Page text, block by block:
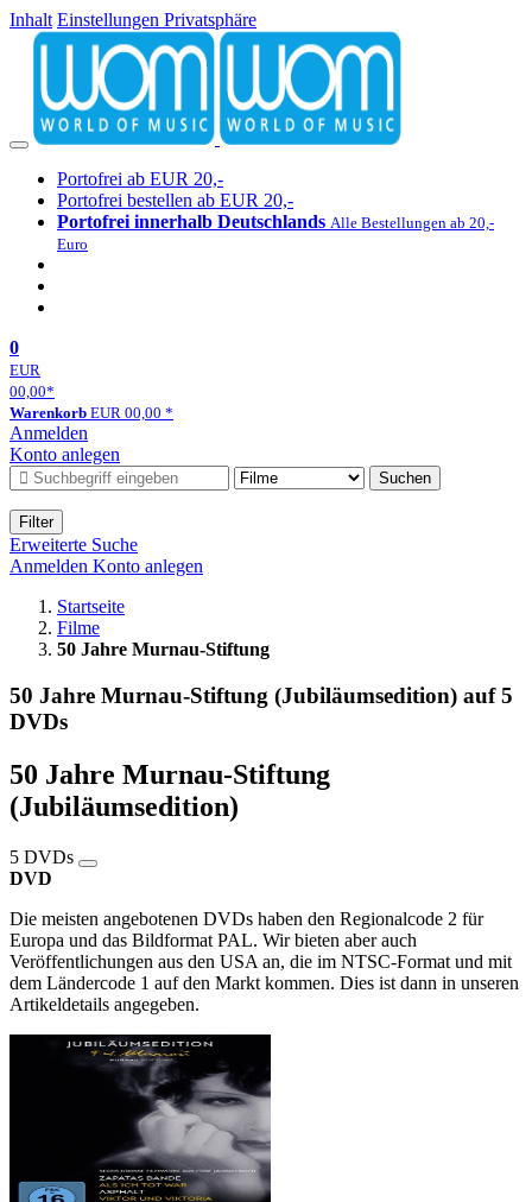
Inhalt Einstellungen Privatsphäre
Portofrei ab EUR 20,-
Portofrei bestellen ab EUR 20,-
Portofrei innerhalb Deutschlands Alle Bestellungen ab 20,-
Euro
0
EUR
00,00*
Warenkorb EUR 00,00 *
Anmelden
Konto anlegen
Suchen
Filter
Erweiterte Suche
Anmelden Konto anlegen
Startseite
Filme
50 Jahre Murnau-Stiftung
50 Jahre Murnau-Stiftung (Jubiläumsedition) auf 5
DVDs
50 Jahre Murnau-Stiftung
(Jubiläumsedition)
5 DVDs
DVD
Die meisten angebotenen DVDs haben den Regionalcode 2 für
Europa und das Bildformat PAL. Wir bieten aber auch
Veröffentlichungen aus den USA an, die im NTSC-Format und mit
dem Ländercode 1 auf den Markt kommen. Dies ist dann in unseren
Artikeldetails angegeben.